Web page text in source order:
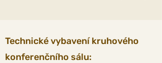
Technické vybavení kruhového
konferenčního sálu: